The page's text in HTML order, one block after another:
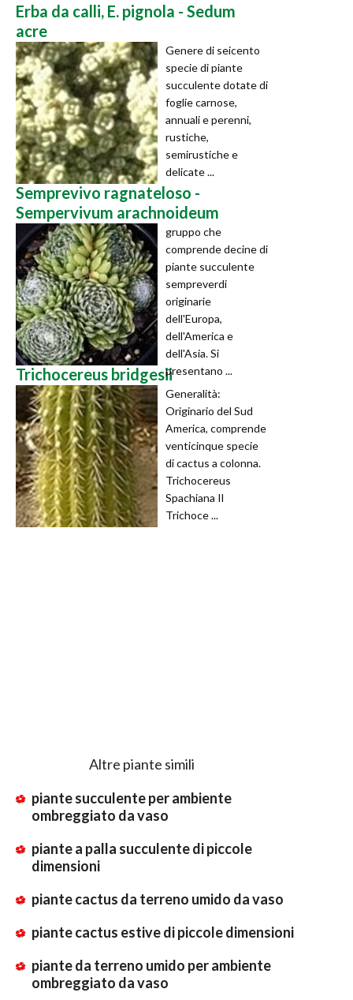
Erba da calli, E. pignola - Sedum
acre
Genere di seicento
specie di piante
succulente dotate di
foglie carnose,
annuali e perenni,
rustiche,
semirustiche e
delicate ...
Semprevivo ragnateloso -
Sempervivum arachnoideum
gruppo che
comprende decine di
piante succulente
sempreverdi
originarie
dell'Europa,
dell'America e
dell'Asia. Si
presentano ...
Trichocereus bridgesii
Generalità:
Originario del Sud
America, comprende
venticinque specie
di cactus a colonna.
Trichocereus
Spachiana Il
Trichoce ...
Altre piante simili
piante succulente per ambiente
ombreggiato da vaso
piante a palla succulente di piccole
dimensioni
piante cactus da terreno umido da vaso
piante cactus estive di piccole dimensioni
piante da terreno umido per ambiente
ombreggiato da vaso